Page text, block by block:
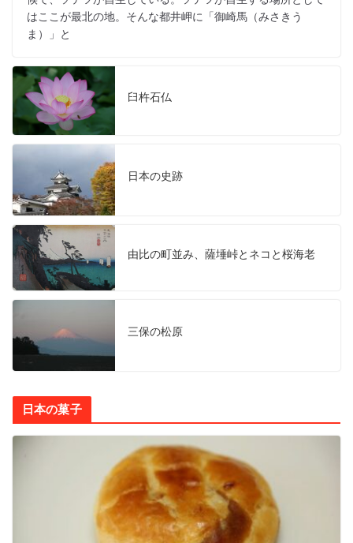
はここが最北の地。そんな都井岬に「御崎馬（みさきう
ま）」と
臼杵石仏
日本の史跡
由比の町並み、薩埵峠とネコと桜海老
三保の松原
日本の菓子